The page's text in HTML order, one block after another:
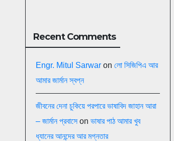
Recent Comments
Engr. Mitul Sarwar on লো সিজিপিএ আর
আমার জার্মান স্বপ্ন
জীবনের দেনা চুকিয়ে পরপারে ভাষাবিদ জাহান আরা
– জার্মান প্রবাসেon ভাষার পাঠ আমার খুব
ধ্যানের আনন্দের আর মগ্নতার